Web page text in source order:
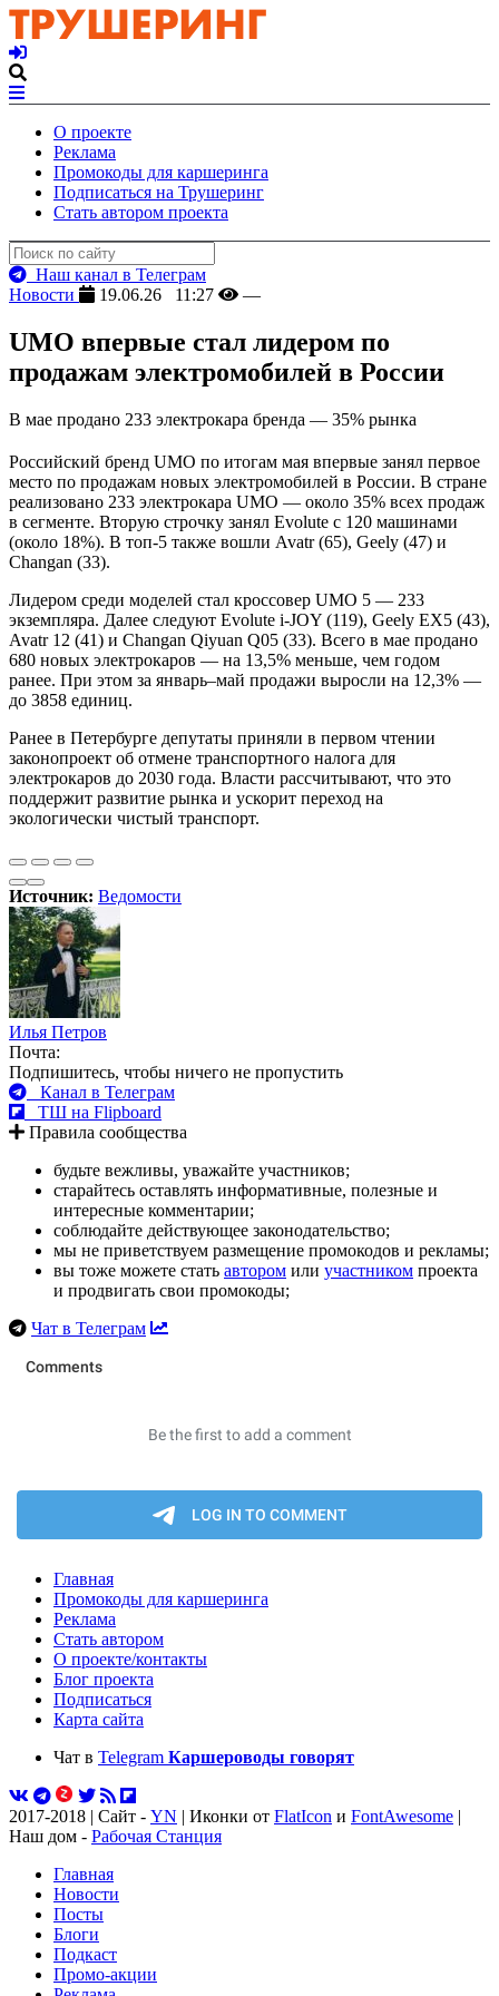
О проекте
Реклама
Промокоды для каршеринга
Подписаться на Трушеринг
Стать автором проекта
Наш канал в Телеграм
Новости
19.06.26 11:27 —
UMO впервые стал лидером по
продажам электромобилей в России
В мае продано 233 электрокара бренда — 35% рынка
Российский бренд UMO по итогам мая впервые занял первое
место по продажам новых электромобилей в России. В стране
реализовано 233 электрокара UMO — около 35% всех продаж
в сегменте. Вторую строчку занял Evolute с 120 машинами
(около 18%). В топ-5 также вошли Avatr (65), Geely (47) и
Changan (33).
Лидером среди моделей стал кроссовер UMO 5 — 233
экземпляра. Далее следуют Evolute i-JOY (119), Geely EX5 (43),
Avatr 12 (41) и Changan Qiyuan Q05 (33). Всего в мае продано
680 новых электрокаров — на 13,5% меньше, чем годом
ранее. При этом за январь–май продажи выросли на 12,3% —
до 3858 единиц.
Ранее в Петербурге депутаты приняли в первом чтении
законопроект об отмене транспортного налога для
электрокаров до 2030 года. Власти рассчитывают, что это
поддержит развитие рынка и ускорит переход на
экологически чистый транспорт.
Источник: Ведомости
Илья Петров
Почта:
Подпишитесь, чтобы ничего не пропустить
Канал в Телеграм
ТШ на Flipboard
Правила сообщества
будьте вежливы, уважайте участников;
старайтесь оставлять информативные, полезные и
интересные комментарии;
соблюдайте действующее законодательство;
мы не приветствуем размещение промокодов и рекламы;
вы тоже можете стать автором или участником проекта
и продвигать свои промокоды;
Чат в Телеграм
Главная
Промокоды для каршеринга
Реклама
Стать автором
О проекте/контакты
Блог проекта
Подписаться
Карта сайта
Чат в Telegram Каршероводы говорят
2017-2018 | Сайт - YN | Иконки от FlatIcon и FontAwesome |
Наш дом - Рабочая Станция
Главная
Новости
Посты
Блоги
Подкаст
Промо-акции